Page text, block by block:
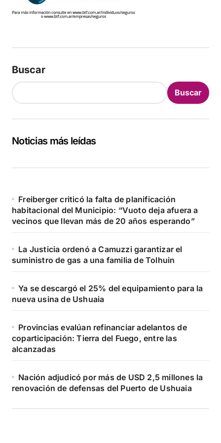
Buscar
Buscar
Noticias más leídas
Freiberger criticó la falta de planificación
habitacional del Municipio: “Vuoto deja afuera a
vecinos que llevan más de 20 años esperando”
La Justicia ordenó a Camuzzi garantizar el
suministro de gas a una familia de Tolhuin
Ya se descargó el 25% del equipamiento para la
nueva usina de Ushuaia
Provincias evalúan refinanciar adelantos de
coparticipación: Tierra del Fuego, entre las
alcanzadas
Nación adjudicó por más de USD 2,5 millones la
renovación de defensas del Puerto de Ushuaia